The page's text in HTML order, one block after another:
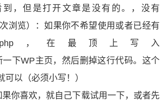
，但是打开文章是没有的。，没有
浏览）：如果你不希望使用或者已经有
，在最顶上写入
一下WP主页，然后删掉这行代码。这个
以（必须小写！）
喜欢，就自己下载试用一下，或者先